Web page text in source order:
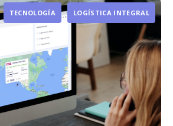
TECNOLOGÍA LOGÍSTICA INTEGRAL